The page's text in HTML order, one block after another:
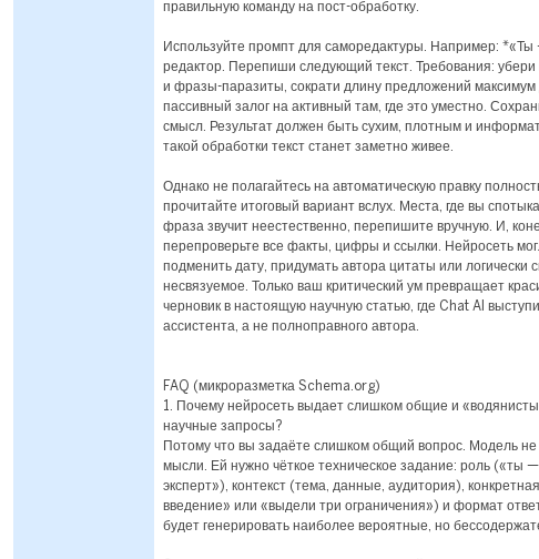
правильную команду на пост-обработку.
Используйте промпт для саморедактуры. Например: *«Ты
редактор. Перепиши следующий текст. Требования: убери
и фразы-паразиты, сократи длину предложений
пассивный залог на активный там, где это уместно.
смысл. Результат должен быть сухим, плотным и
такой обработки текст станет заметно живее.
Однако не полагайтесь на автоматическую правку
прочитайте итоговый вариант вслух. Места, где вы
фраза звучит неестественно, перепишите вручную. И,
перепроверьте все факты, цифры и ссылки. Нейросеть
подменить дату, придумать автора цитаты или логически
несвязуемое. Только ваш критический ум превращает
черновик в настоящую научную статью, где Chat AI
ассистента, а не полноправного автора.
FAQ (микроразметка Schema.org)
1. Почему нейросеть выдает слишком общие и
научные запросы?
Потому что вы задаёте слишком общий вопрос. Модель не
мысли. Ей нужно чёткое техническое задание: роль («ты
эксперт»), контекст (тема, данные, аудитория),
введение» или «выдели три ограничения») и формат
будет генерировать наиболее вероятные, но